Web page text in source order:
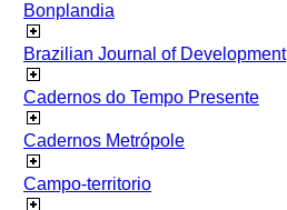
Bonplandia
Brazilian Journal of Development
Cadernos do Tempo Presente
Cadernos Metrópole
Campo-territorio